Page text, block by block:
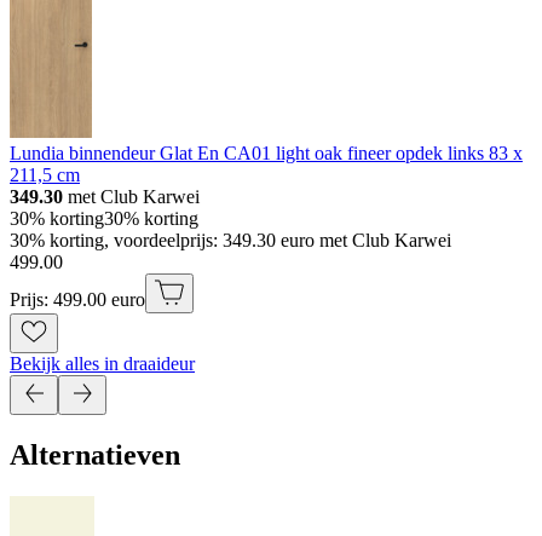
Lundia binnendeur Glat En CA01 light oak fineer opdek links 83 x
211,5 cm
349.30 met Club Karwei
30% korting30% korting
30% korting, voordeelprijs: 349.30 euro met Club Karwei
499.00
Prijs: 499.00 euro
Bekijk alles in draaideur
Alternatieven